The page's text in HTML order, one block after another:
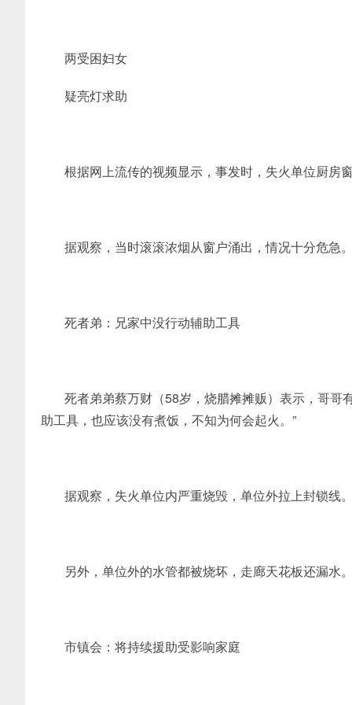
两受困妇女
疑亮灯求助
根据网上流传的视频显示，事发时，失火单位厨房
据观察，当时滚滚浓烟从窗户涌出，情况十分危急
死者弟：兄家中没行动辅助工具
死者弟弟蔡万财（58岁，烧腊摊摊贩）表示，哥哥
助工具，也应该没有煮饭，不知为何会起火。”
据观察，失火单位内严重烧毁，单位外拉上封锁线
另外，单位外的水管都被烧坏，走廊天花板还漏水
市镇会：将持续援助受影响家庭